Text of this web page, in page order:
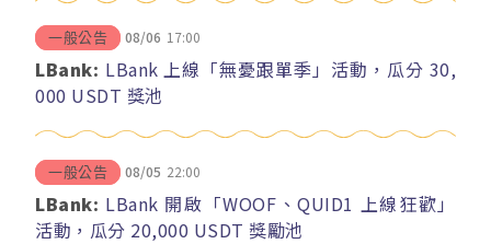
一般公告 08/06 17:00
LBank: LBank 上線「無憂跟單季」活動，瓜分 30,
000 USDT 獎池
一般公告 08/05 22:00
LBank: LBank 開啟「WOOF、QUID1 上線狂歡」
活動，瓜分 20,000 USDT 獎勵池